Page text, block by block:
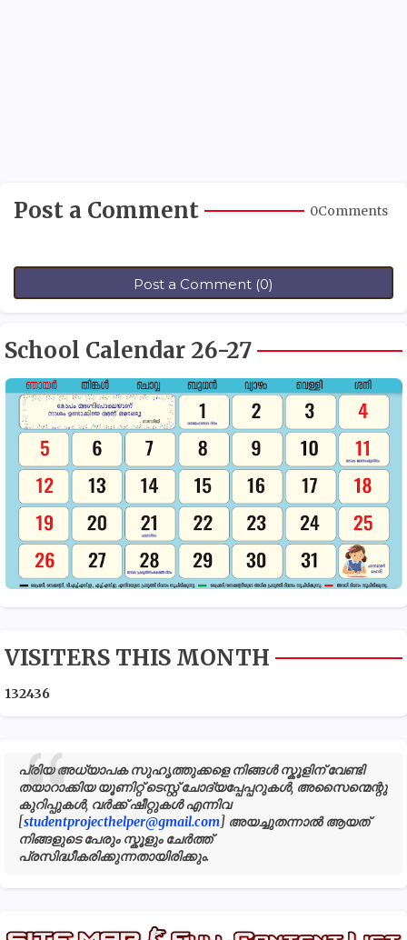
Post a Comment 0Comments
Post a Comment (0)
School Calendar 26-27
VISITERS THIS MONTH
132436
പ്രിയ അധ്യാപക സുഹൃത്തുക്കളെ നിങ്ങൾ സ്കൂളിന് വേണ്ടി
തയാറാക്കിയ യൂണിറ്റ് ടെസ്റ്റ് ചോദ്യപ്പേപ്പറുകൾ, അസൈന്മെന്റു
കുറിപ്പുകൾ, വർക്ക് ഷീറ്റുകൾ എന്നിവ
[studentprojecthelper@gmail.com] അയച്ചുതന്നാൽ ആയത്
നിങ്ങളുടെ പേരും സ്കൂളും ചേർത്ത്
പ്രസിദ്ധീകരിക്കുന്നതായിരിക്കും.